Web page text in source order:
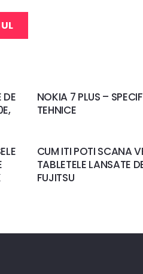
DE
NOKIA 7 PLUS –
TEHNICE
CUM ITI POTI SCANA
TABLETELE LANSATE
FUJITSU